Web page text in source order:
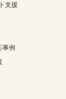
支援
事例